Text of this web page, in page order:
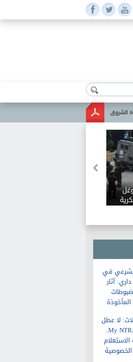
الشروق
في
آثار
لا عطل
في تطبيق My NTRA..